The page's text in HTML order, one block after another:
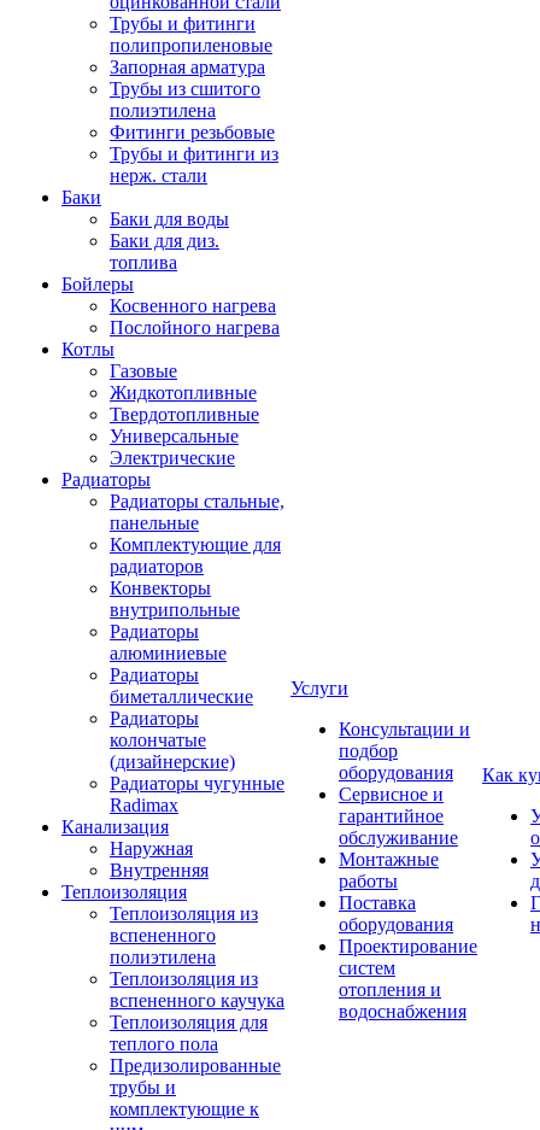
Трубы и фитинги
полипропиленовые
Запорная арматура
Трубы из сшитого
полиэтилена
Фитинги резьбовые
Трубы и фитинги из
нерж. стали
Баки
Баки для воды
Баки для диз.
топлива
Бойлеры
Косвенного нагрева
Послойного нагрева
Котлы
Газовые
Жидкотопливные
Твердотопливные
Универсальные
Электрические
Радиаторы
Радиаторы стальные,
панельные
Комплектующие для
радиаторов
Конвекторы
внутрипольные
Радиаторы
алюминиевые
Радиаторы
биметаллические
Радиаторы
колончатые
(дизайнерские)
Радиаторы чугунные
Radimax
Канализация
Наружная
Внутренняя
Теплоизоляция
Теплоизоляция из
вспененного
полиэтилена
Теплоизоляция из
вспененного каучука
Теплоизоляция для
теплого пола
Предизолированные
трубы и
комплектующие к
Услуги
Консультации и
подбор
оборудования
Сервисное и
гарантийное
обслуживание
Монтажные
работы
Поставка
оборудования
Проектирование
систем
отопления и
водоснабжения
Как